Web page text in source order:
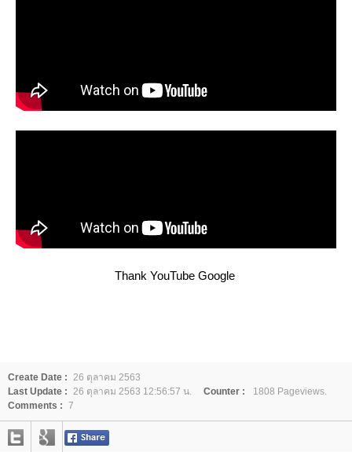
Thank YouTube Google
Create Date :
26 ตุลาคม 2563
Last Update :
26 ตุลาคม 2563 12:56:57 น. Counter :
1808 Pageviews.
Comments : 7